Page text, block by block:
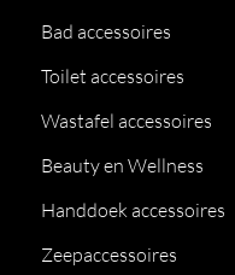
Bad accessoires
Toilet accessoires
Wastafel accessoires
Beauty en Wellness
Handdoek accessoires
Zeepaccessoires